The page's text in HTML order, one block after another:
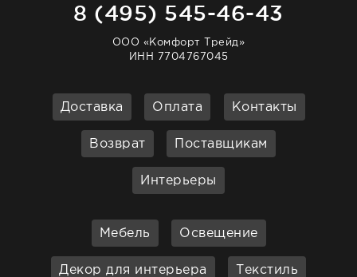
8 (495) 545-46-43
ООО «Комфорт Трейд»
ИНН 7704767045
Доставка Оплата Контакты
Возврат Поставщикам
Интерьеры
Мебель Освещение
Декор для интерьера Текстиль